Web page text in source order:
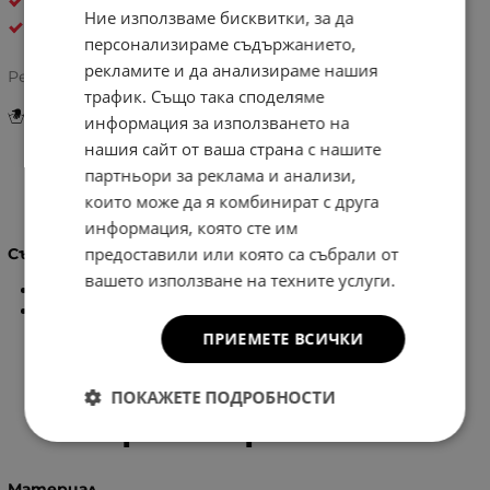
Инструкции за грижа и поддръжка
Рейтинг:
Информация
Състав:
75% Вискоза
Ние използваме бисквитки, за да
персонализираме съдържанието,
рекламите и да анализираме нашия
трафик. Също така споделяме
информация за използването на
нашия сайт от ваша страна с нашите
партньори за реклама и анализи,
които може да я комбинират с друга
информация, която сте им
предоставили или която са събрали от
вашето използване на техните услуги.
ПРИЕМЕТЕ ВСИЧКИ
ПОКАЖЕТЕ ПОДРОБНОСТИ